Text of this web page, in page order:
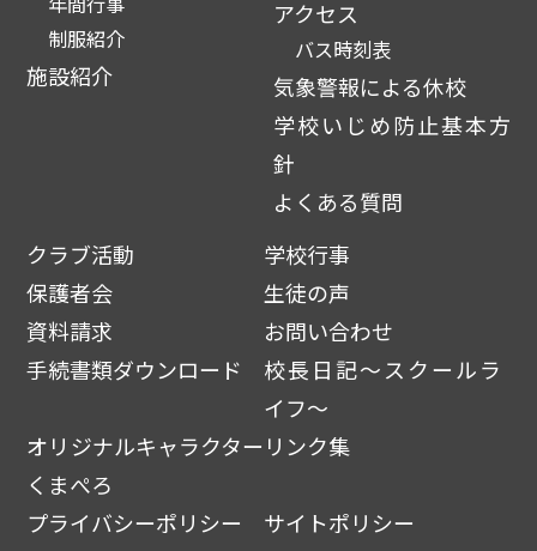
制服紹介
施設紹介
アクセス
バス時刻表
気象警報による休校
学校いじめ防止基本方
針
よくある質問
クラブ活動
学校行事
保護者会
生徒の声
資料請求
お問い合わせ
手続書類ダウンロード
校長日記～スクールラ
イフ～
オリジナルキャラクター
くまぺろ
リンク集
プライバシーポリシー
サイトポリシー